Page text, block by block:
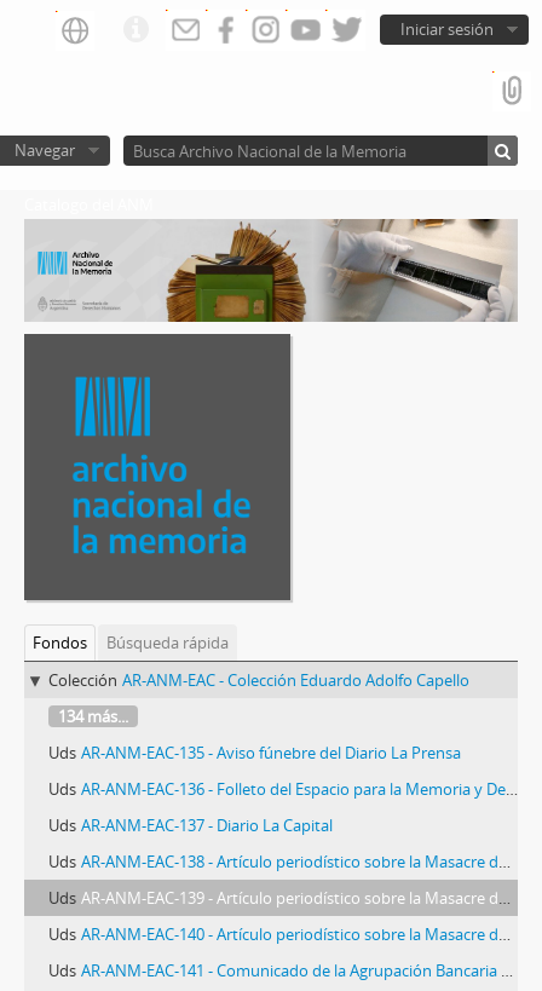
Iniciar sesión
Navegar
Fondos
Búsqueda rápida
Colección AR-ANM-EAC - Colección Eduardo Adolfo Capello
134 más...
Uds AR-ANM-EAC-135 - Aviso fúnebre del Diario La Prensa
Uds AR-ANM-EAC-136 - Folleto del Espacio para la Memoria y Derechos Humanos Ex ESMA
Uds AR-ANM-EAC-137 - Diario La Capital
Uds AR-ANM-EAC-138 - Artículo periodístico sobre la Masacre de Trelew
Uds AR-ANM-EAC-139 - Artículo periodístico sobre la Masacre de Trelew
Uds AR-ANM-EAC-140 - Artículo periodístico sobre la Masacre de Trelew
Uds AR-ANM-EAC-141 - Comunicado de la Agrupación Bancaria Eduardo Capello